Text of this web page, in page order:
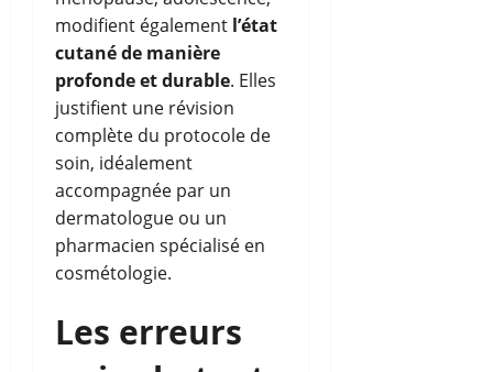
modifient également l’état
cutané de manière
profonde et durable. Elles
justifient une révision
complète du protocole de
soin, idéalement
accompagnée par un
dermatologue ou un
pharmacien spécialisé en
cosmétologie.
Les erreurs